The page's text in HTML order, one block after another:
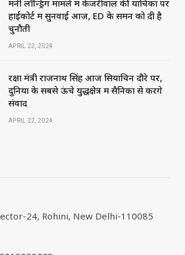
मनी लॉन्ड्रिंग मामले में केजरीवाल की याचिका पर
हाईकोर्ट में सुनवाई आज, ED के समन को दी है
चुनौती
APRIL 22, 2024
रक्षा मंत्री राजनाथ सिंह आज सियाचिन दौरे पर,
दुनिया के सबसे ऊंचे युद्धक्षेत्र में सैनिकों से करेंगे
संवाद
APRIL 22, 2024
24, Rohini, New Delhi-110085